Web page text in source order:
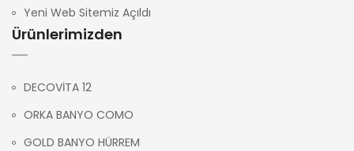
Yeni Web Sitemiz Açıldı
Ürünlerimizden
DECOVİTA 12
ORKA BANYO COMO
GOLD BANYO HÜRREM